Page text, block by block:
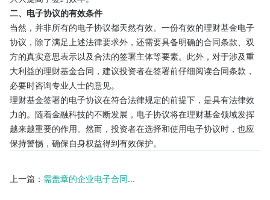
二、电子协议的有效条件
当然，并非所有的电子协议都天然有效。一份有效的理财基金电子
协议，除了满足上述法律要求外，还需要具备明确的合同条款、双
方的真实意思表示以及合法的签署主体等要素。此外，对于涉及重
大利益的理财基金合同，建议投资者在签署前仔细阅读合同条款，
必要时咨询专业人士的意见。
理财基金签署的电子协议在符合法律规定的前提下，是具有法律效
力的。随着金融科技的不断发展，电子协议将在理财基金领域发挥
越来越重要的作用。然而，投资者在选择和使用电子协议时，也应
保持警惕，确保自身权益得到有效保护。
上一篇： 需盖章的企业电子合同...